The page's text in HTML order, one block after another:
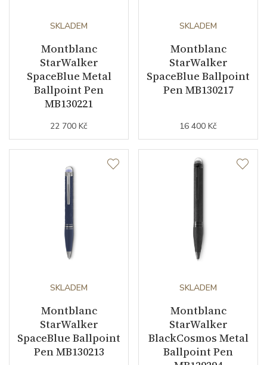
SKLADEM
Montblanc
StarWalker
SpaceBlue Metal
Ballpoint Pen
MB130221
22 700 Kč
SKLADEM
Montblanc
StarWalker
SpaceBlue Ballpoint
Pen MB130217
16 400 Kč
SKLADEM
Montblanc
StarWalker
SpaceBlue Ballpoint
Pen MB130213
SKLADEM
Montblanc
StarWalker
BlackCosmos Metal
Ballpoint Pen